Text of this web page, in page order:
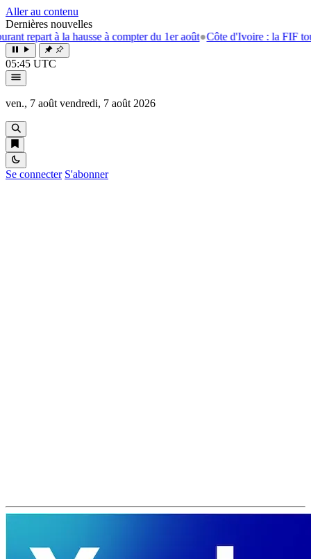
Aller au contenu
Dernières nouvelles
la hausse à compter du 1er août●Côte d'Ivoire : la FIF tourne la page
05:45 UTC
ven., 7 août vendredi, 7 août 2026
Se connecter S'abonner